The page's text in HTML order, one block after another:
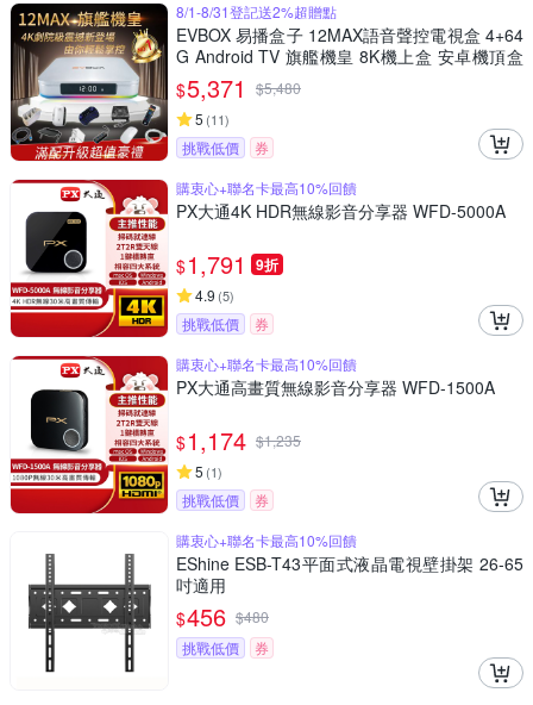
8/1-8/31登記送2%超贈點
EVBOX 易播盒子 12MAX語音聲控電視盒 4+64
G Android TV 旗艦機皇 8K機上盒 安卓機頂盒
網路 智慧 數位電視 完勝小雲 夢想盒子 安博
$5,371 $5,480
5 (11)
挑戰低價
券
購衷心+聯名卡最高10%回饋
PX大通4K HDR無線影音分享器 WFD-5000A
$1,791 9折
4.9 (5)
挑戰低價
券
購衷心+聯名卡最高10%回饋
PX大通高畫質無線影音分享器 WFD-1500A
$1,174 $1,235
5 (1)
挑戰低價
券
購衷心+聯名卡最高10%回饋
EShine ESB-T43平面式液晶電視壁掛架 26-65
吋適用
$456 $480
挑戰低價
券